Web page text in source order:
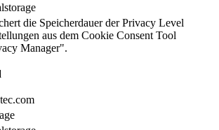
die Speicherdauer der Privacy Level
aus dem Cookie Consent Tool
Manager".